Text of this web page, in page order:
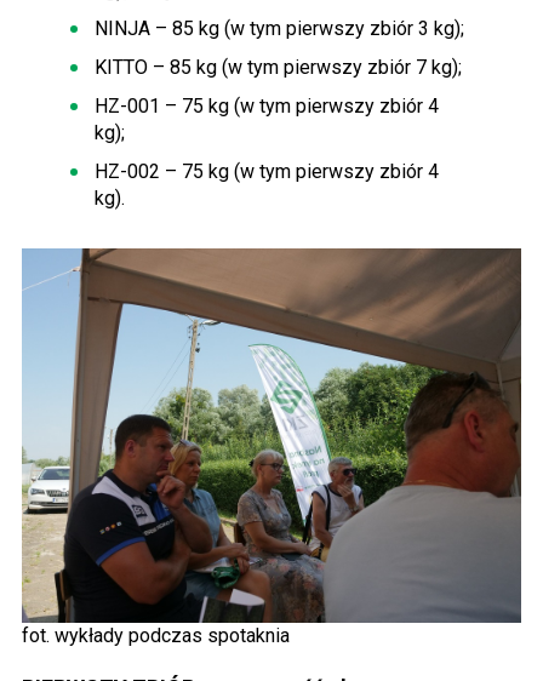
NINJA – 85 kg (w tym pierwszy zbiór 3 kg);
KITTO – 85 kg (w tym pierwszy zbiór 7 kg);
HZ-001 – 75 kg (w tym pierwszy zbiór 4
kg);
HZ-002 – 75 kg (w tym pierwszy zbiór 4
kg).
fot. wykłady podczas spotaknia